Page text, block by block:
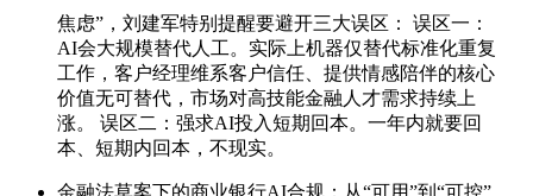
焦虑”，刘建军特别提醒要避开三大误区： 误区一：
AI会大规模替代人工。实际上机器仅替代标准化重复
工作，客户经理维系客户信任、提供情感陪伴的核心
价值无可替代，市场对高技能金融人才需求持续上
涨。 误区二：强求AI投入短期回本。一年内就要回
本、短期内回本，不现实。
金融法草案下的商业银行AI合规：从“可用”到“可控”